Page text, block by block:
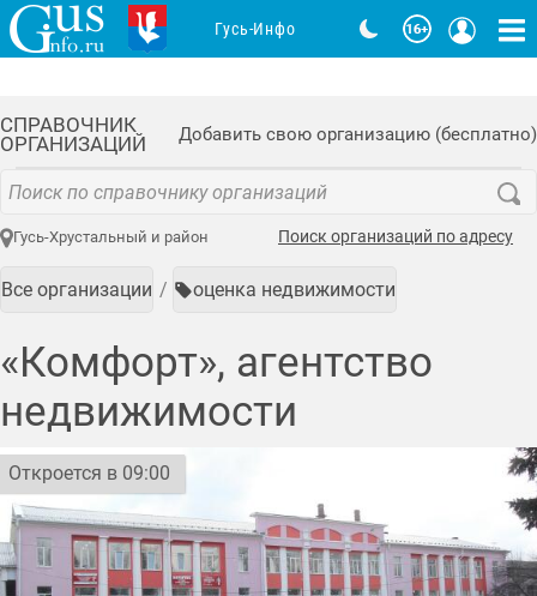
СПРАВОЧНИК
ОРГАНИЗАЦИЙ
Добавить свою организацию (бесплатно)
Гусь-Хрустальный и район Поиск организаций по адресу
Все организации оценка недвижимости
«Комфорт», агентство
недвижимости
Откроется в 09:00
Гусь-Инфо